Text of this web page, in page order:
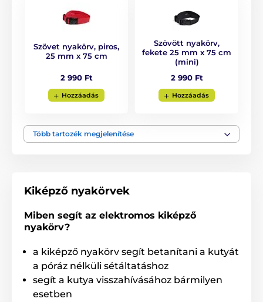
tükröz. A modell ráadásul rendelkezik
Booster
funkcióval, amely az impulzus hirtelen növelését
Hatótávolság
A D-Control 1010 segít a kutyája
A hatótávolság elegendő a legtöbb kutya alapvető és
professzionális kiképzéséhez egyaránt. A D-Control
Energiaellátás
elemmelműködik, amelynek állapotát az
LCD kijelző mutatja, és élettartama6-12
hónapközött mozog. A vevőegység3 V-os CR2 típusú
elemmelműködik, amelynekélettartama 3-6 hónap
közöttváltozik, a használt funkciók gyakoriságától és
Szövet nyakörv, piros,
25 mm x 75 cm
2 990 Ft
Hozzáadás
Szövött nyakörv,
fekete 25 mm x 75 cm
(mini)
2 990 Ft
Hozzáadás
Több tartozék megjelenítése
Kiképző nyakörvek
Miben segít az elektromos kiképző
nyakörv?
a kiképző nyakörv segít betanítani a kutyát
a póráz nélküli sétáltatáshoz
segít a kutya visszahívásához bármilyen
esetben